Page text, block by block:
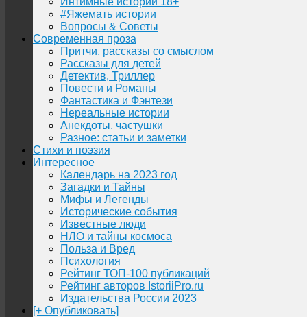
#Яжемать истории
Вопросы & Советы
Современная проза
Притчи, рассказы со смыслом
Рассказы для детей
Детектив, Триллер
Повести и Романы
Фантастика и Фэнтези
Нереальные истории
Анекдоты, частушки
Разное: статьи и заметки
Стихи и поэзия
Интересное
Календарь на 2023 год
Загадки и Тайны
Мифы и Легенды
Исторические события
Известные люди
НЛО и тайны космоса
Польза и Вред
Психология
Рейтинг ТОП-100 публикаций
Рейтинг авторов IstoriiPro.ru
Издательства России 2023
[+ Опубликовать]